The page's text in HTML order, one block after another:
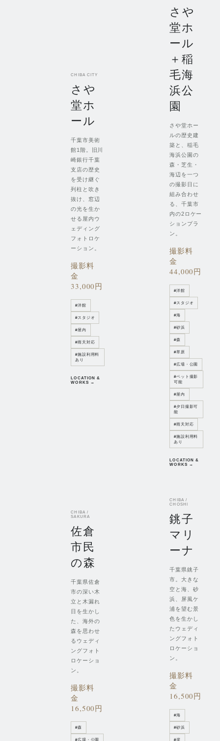
CHIBA CITY
さや
堂ホ
ール
千葉市美術
館1階。旧川
崎銀行千葉
支店の歴史
を受け継ぐ
列柱と吹き
抜け、窓辺
の光を生か
せる屋内ウ
ェディング
フォトロケ
ーション。
撮影料
金
33,000円
#洋館
#スタジオ
#屋内
#雨天対応
#施設利用料
あり
LOCATION &
WORKS →
さや
堂ホ
ール
＋稲
毛海
浜公
園
さや堂ホー
ルの歴史建
築と、稲毛
海浜公園の
森・芝生・
海辺を一つ
の撮影日に
組み合わせ
る、千葉市
内の2ロケー
ションプラ
ン。
撮影料
金
44,000円
#洋館
#スタジオ
#海
#砂浜
#森
#草原
# 広場・公園
#ペット撮影
可能
#屋内
#夕日撮影可
能
#雨天対応
#施設利用料
あり
LOCATION &
WORKS →
CHIBA /
SAKURA
佐倉
市民
の森
千葉県佐倉
市の深い木
立と木漏れ
日を生かし
た、海外の
森を思わせ
るウェディ
ングフォト
ロケーショ
ン。
撮影料
金
16,500円
#森
# 広場・公園
CHIBA /
CHOSHI
銚子
マリ
ーナ
千葉県銚子
市。大きな
空と海、砂
浜、屏風ケ
浦を望む景
色を生かし
たウェディ
ングフォト
ロケーショ
ン。
撮影料
金
16,500円
#海
#砂浜
#崖